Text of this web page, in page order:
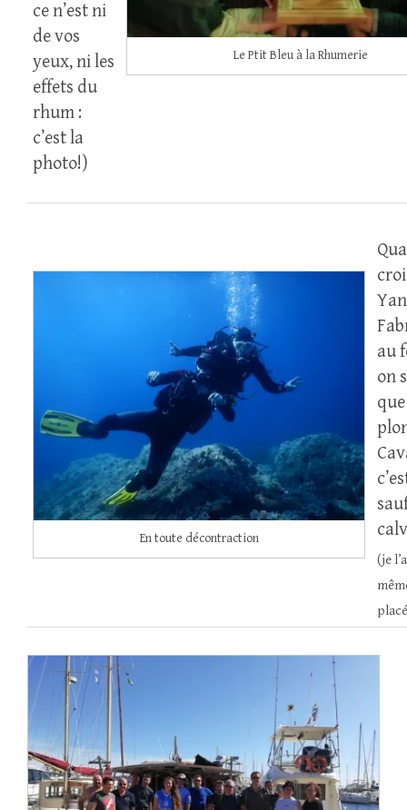
ce n’est ni
de vos
yeux, ni les
effets du
rhum :
c’est la
photo!)
Le Ptit Bleu à la Rhumerie
En toute décontraction
au
on
(je